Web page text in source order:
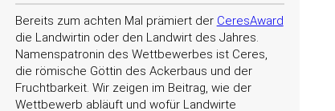
Bereits zum achten Mal prämiert der CeresAward
die Landwirtin oder den Landwirt des Jahres.
Namenspatronin des Wettbewerbes ist Ceres,
die römische Göttin des Ackerbaus und der
Fruchtbarkeit. Wir zeigen im Beitrag, wie der
Wettbewerb abläuft und wofür Landwirte